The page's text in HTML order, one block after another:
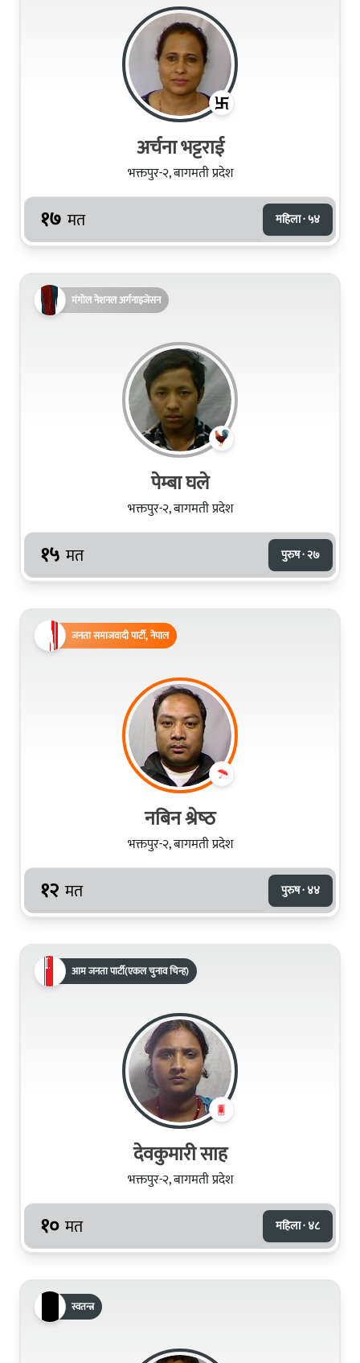
अर्चना भट्टराई
भक्तपुर-२, बागमती प्रदेश
१७ मत महिला · ५४
मंगोल नेशनल अर्गनाइजेसन
पेम्बा घले
भक्तपुर-२, बागमती प्रदेश
१५ मत पुरुष · २७
जनता समाजवादी पार्टी, नेपाल
नबिन श्रेष्‍ठ
भक्तपुर-२, बागमती प्रदेश
१२ मत पुरुष · ४४
आम जनता पार्टी(एकल चुनाव चिन्ह)
देवकुमारी साह
भक्तपुर-२, बागमती प्रदेश
१० मत महिला · ४८
स्वतन्त्र